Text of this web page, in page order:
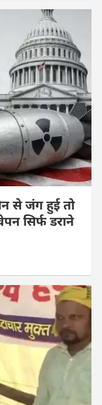
से जंग हुई तो
सिर्फ डराने